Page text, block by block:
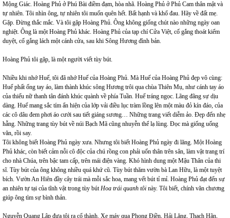
Mộng Giác. Hoàng Phủ ở Phú Bài điềm đạm, hòa nhã. Hoàng Phủ ở Phủ Cam thân mật và
tự nhiên. Tôi nhìn ông, tự nhiên tôi muốn quên hết. Bất hạnh và khổ đau. Hãy về đất mẹ.
Gặp. Đừng thắc mắc. Và tôi gặp Hoàng Phủ. Ông không giống chút nào những ngày oan
nghiệt. Ông là một Hoàng Phủ khác. Hoàng Phủ của tạp chí Cửa Việt, cố gắng thoát kiểm
duyệt, cố gắng lách một cánh cửa, sau khi Sông Hương đình bản.
Hoàng Phủ tôi gặp, là một người viết tùy bút.
Nhiều khi nhớ Huế, tôi đã nhớ Huế của Hoàng Phủ. Mà Huế của Hoàng Phủ đẹp vô cùng:
Huế phất ống tay áo, làm thành khúc sông Hương trôi qua chùa Thiên Mụ, như cánh tay áo
của thiếu nữ thanh tân đánh khúc quành về phía Tuần. Huế tráng ngọc. Lãng đãng sự dịu
dàng. Huế mang sắc tím ẩn hiện của lớp vải điều lục tràm lồng lên một màu đỏ kín đáo, của
các cô dâu đem phơi áo cưới sau tiết giáng sương… Những trang viết diễm ảo. Đẹp đến nhẹ
hẫng. Những trang tùy bút về núi Bạch Mã cũng nhuyễn thể lạ lùng. Đọc mà giống uống
văn, rồi say.
Tôi không biết Hoàng Phủ ngày xưa. Nhưng tôi biết Hoàng Phủ ngày đi lăng. Một Hoàng
Phủ khác, còn biết cảm nỗi cô độc của chú rồng con phải uốn thân trên sân, làm vật trang trí
cho nhà Chúa, trên bậc tam cấp, trên mái điện vàng. Khó hình dung một Mậu Thân của thi
sĩ. Tùy bút của ông không nhiều quá khứ cũ. Tùy bút thăm vườn bà Lan Hữu, là một tuyệt
bích. Vườn An Hiên đầy cây trái mà mỗi sắc hoa, mang vết bút tỉ mỉ. Hoàng Phủ đạt đến sự
an nhiên tự tại của tĩnh vật trong tùy bútHoa trái quanh tôi này. Tôi biết, chính văn chương
giúp ông tìm sự bình thản.
Nguyễn Quang Lập đưa tôi ra cổ thành. Xe máy qua Phong Điền, Hải Lăng, Thạch Hãn,